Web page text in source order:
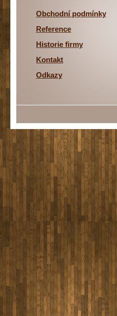
Obchodní podmínky
Reference
Historie firmy
Kontakt
Odkazy